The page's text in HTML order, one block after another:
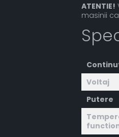
ATENTIE!
masinii
Voltaj
Putere